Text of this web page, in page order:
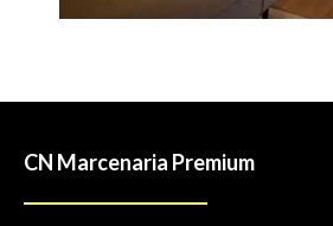
CN Marcenaria Premium